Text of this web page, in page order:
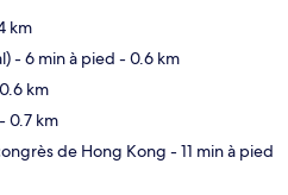
km
- 6 min à pied - 0.6 km
km
- 0.7 km
de Hong Kong - 11 min à pied